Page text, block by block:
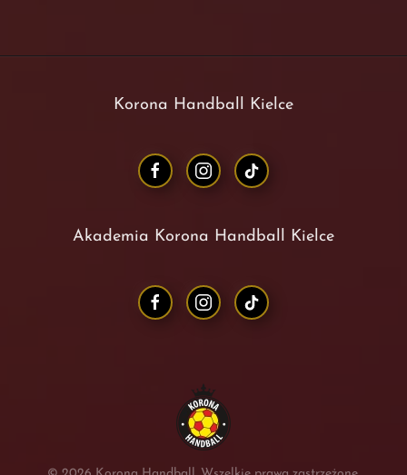
Korona Handball Kielce
Akademia Korona Handball Kielce